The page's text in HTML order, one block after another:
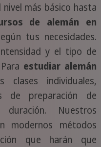
más básico hasta
de alemán en
tus necesidades.
y el tipo de
estudiar alemán
clases individuales,
de preparación de
Nuestros
modernos métodos
que harán que